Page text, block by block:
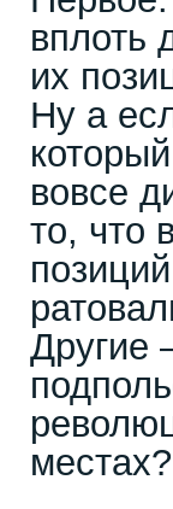
вплоть
их
Ну а
вовсе
то, что
Другие
местах?